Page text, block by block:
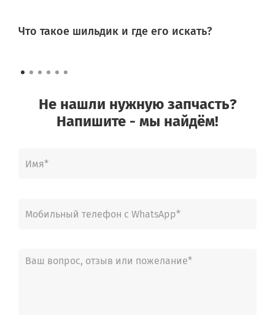
Что такое шильдик и где его искать?
Не нашли нужную запчасть?
Напишите - мы найдём!